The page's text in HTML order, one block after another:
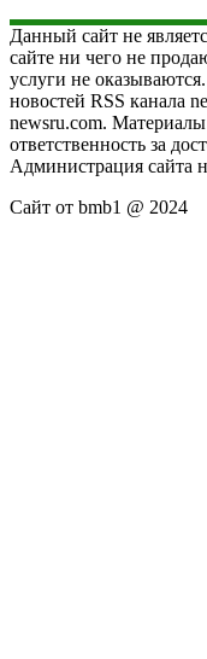
Данный сайт не
сайте ни чего не
услуги не
новостей RSS канала
newsru.com.
ответственность за
Администрация сайта
Сайт от bmb1 @ 2024